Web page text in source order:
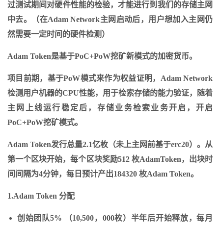
过测试期间对硬件性能的检验，才能进行到我们的存储主网
中去。（在Adam Network主网启动后，用户想加入主网仍
然需要一定时间的硬件检测）
Adam Token是基于PoC+PoW挖矿新模式的加密货币。
项目前期，基于PoW模式来作为权益证明，Adam Network
检测用户机器的CPU性能，用于检索存储的能力验证，随着
主网上线运行稳定后，存储业务检索业务开启，开启
PoC+PoW挖矿模式。
Adam Token发行总量2.1亿枚（未上主网前基于erc20）。从
第一个区块开始，每个区块奖励512 枚AdamToken，出块时
间间隔为4分钟，每日预计产出184320 枚Adam Token。
1.Adam Token 分配
创始团队5% （10,500，000枚）半年后开始释放，每月